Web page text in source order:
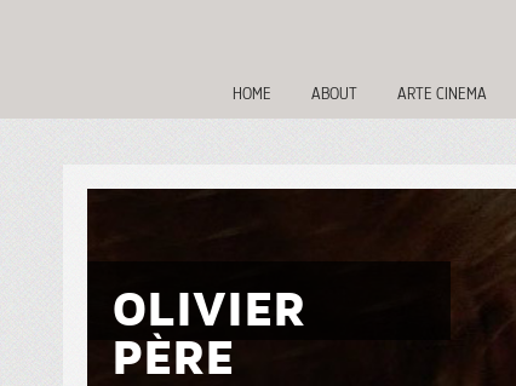
HOME ABOUT ARTE CINEMA
OLIVIER
PÈRE